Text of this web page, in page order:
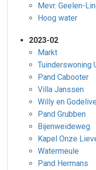
Mevr. Geelen-
Hoog water
2023-02
Markt
Tuinderswoning
Pand Cabooter
Villa Janssen
Willy en
Pand Grubben
Bijenweideweg
Kapel Onze
Watermeule
Pand Hermans